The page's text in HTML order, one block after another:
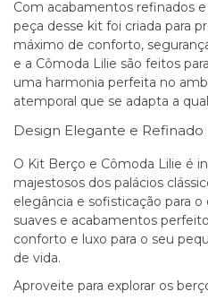
Com acabamentos refinados
peça desse kit foi criada para
máximo de conforto,
e a Cômoda Lilie são feitos
uma harmonia perfeita no
atemporal que se adapta a
Design Elegante e Refinado
O Kit Berço e Cômoda Lilie é
majestosos dos palácios
elegância e sofisticação para
suaves e acabamentos
conforto e luxo para o seu
de vida.
Aproveite para explorar os